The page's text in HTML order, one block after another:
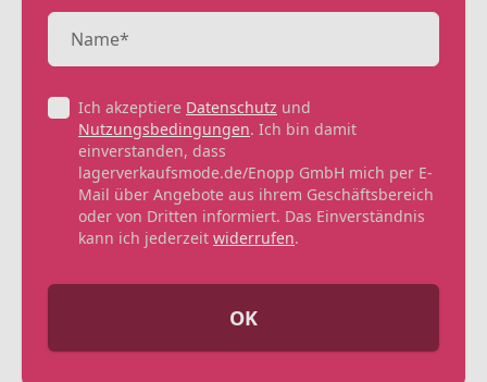
Ich akzeptiere Datenschutz und
Nutzungsbedingungen. Ich bin damit
einverstanden, dass
lagerverkaufsmode.de/Enopp GmbH mich per E-
Mail über Angebote aus ihrem Geschäftsbereich
oder von Dritten informiert. Das Einverständnis
kann ich jederzeit widerrufen.
OK